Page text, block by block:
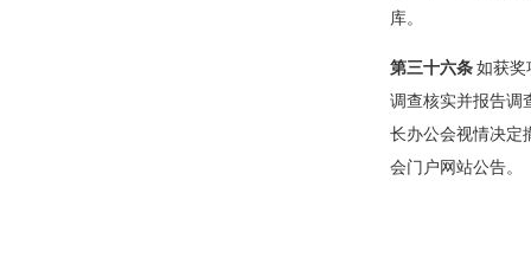
库。
第三十六条 如获奖
调查核实并报告调
长办公会视情决定
会门户网站公告。